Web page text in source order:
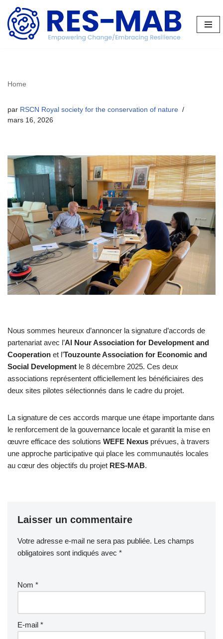
Aller
au
Home
par RSCN Royal society for the conservation of nature
mars 16, 2026
Nous sommes heureux d’annoncer la signature d’accords de
partenariat avec l’Al Nour Association for Development and
Cooperation et l’Touzounte Association for Economic and
Social Development le 8 décembre 2025. Ces deux
associations représentent officiellement les bénéficiaires des
deux sites pilotes sélectionnés dans le cadre du projet.
La signature de ces accords marque une étape importante dans
le renforcement de la gouvernance locale et garantit la mise en
œuvre efficace des solutions WEFE Nexus prévues, à travers
une approche participative qui place les communautés locales
au cœur des objectifs du projet RES-MAB.
Laisser un commentaire
Votre adresse e-mail ne sera pas publiée. Les champs
obligatoires sont indiqués avec *
Nom *
E-mail *